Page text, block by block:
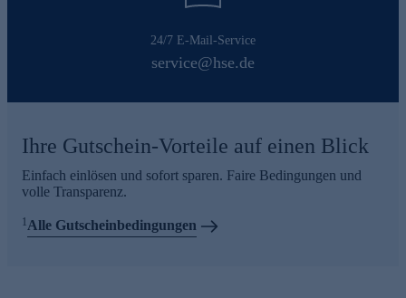
24/7 E-Mail-Service
service@hse.de
Ihre Gutschein-Vorteile auf einen Blick
Einfach einlösen und sofort sparen. Faire Bedingungen und
volle Transparenz.
1Alle Gutscheinbedingungen